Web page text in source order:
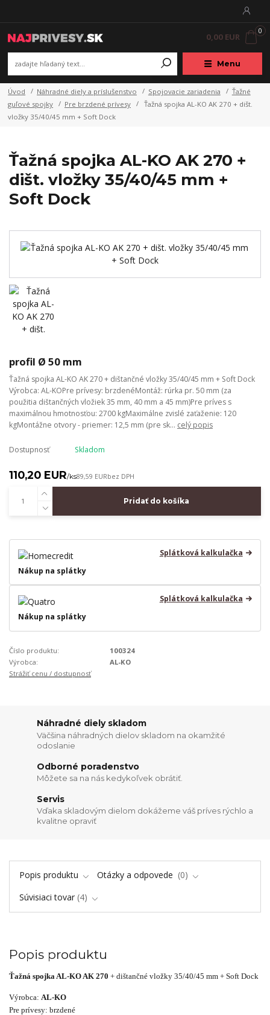
Menu
0
0,00 EUR
Úvod Náhradné diely a príslušenstvo Spojovacie zariadenia
Ťažné
guľové spojky
Pre brzdené prívesy
Ťažná spojka AL-KO AK 270 + dišt.
vložky 35/40/45 mm + Soft Dock
Ťažná spojka AL-KO AK 270 +
dišt. vložky 35/40/45 mm +
Soft Dock
profil Ø 50 mm
Ťažná spojka AL-KO AK 270 + dištančné vložky 35/40/45 mm + Soft Dock
Výrobca: AL-KOPre prívesy: brzdenéMontáž: rúrka pr. 50 mm (za
použitia dištančných vložiek 35 mm, 40 mm a 45 mm)Pre príves s
maximálnou hmotnosťou: 2700 kgMaximálne zvislé zaťaženie: 120
kgMontážne otvory - priemer: 12,5 mm (pre sk... celý popis
Dostupnosť Skladom
110,20 EUR/ks89,59 EURbez DPH
Pridať do košíka
Splátková kalkulačka
Nákup na splátky
Splátková kalkulačka
Nákup na splátky
Číslo produktu:
100324
Výrobca:
AL-KO
Strážiť cenu / dostupnosť
Náhradné diely skladom
Väčšina náhradných dielov skladom na okamžité
odoslanie
Odborné poradenstvo
Môžete sa na nás kedykoľvek obrátiť.
Servis
Vďaka skladovým dielom dokážeme váš príves rýchlo a
kvalitne opraviť
Popis produktu Otázky a odpovede
0
Súvisiaci tovar 4
Popis produktu
Ťažná spojka AL-KO AK 270 + dištančné vložky 35/40/45 mm + Soft Dock
Výrobca: AL-KO
Pre prívesy: brzdené